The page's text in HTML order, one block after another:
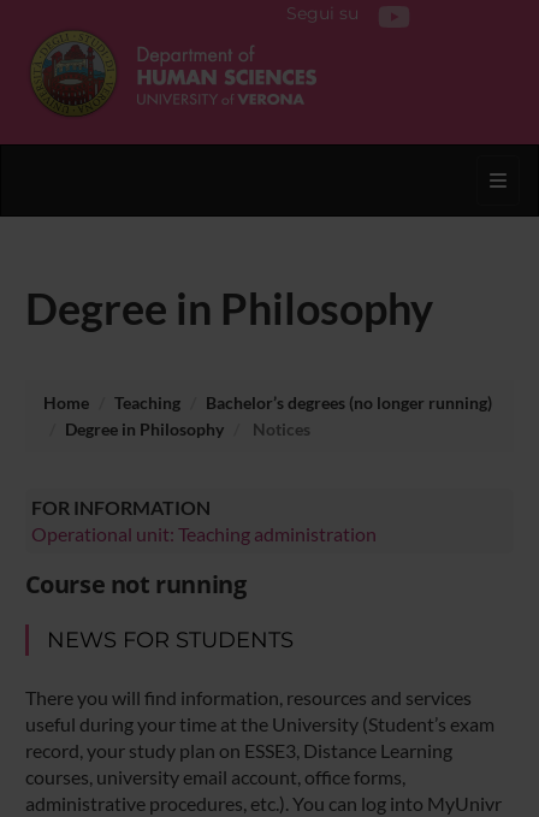
Segui su
Degree in Philosophy
Home Teaching
Bachelor’s degrees (no longer running)
Degree in Philosophy
Notices
FOR INFORMATION
Operational unit: Teaching administration
Course not running
NEWS FOR STUDENTS
There you will find information, resources and services
useful during your time at the University (Student’s exam
record, your study plan on ESSE3, Distance Learning
courses, university email account, office forms,
administrative procedures, etc.). You can log into MyUnivr